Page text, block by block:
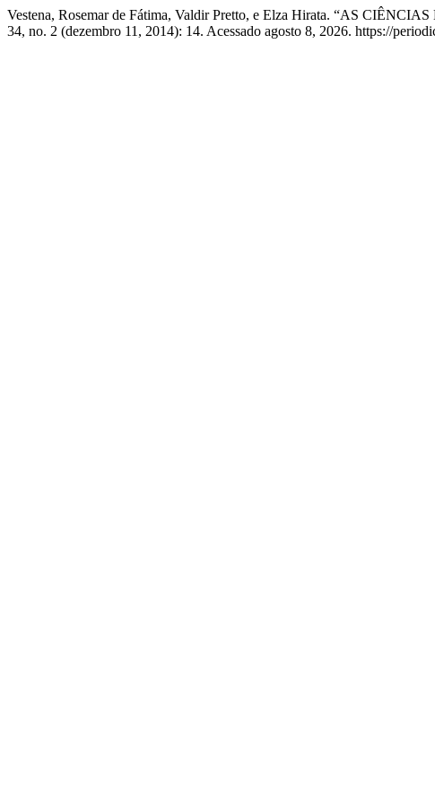
Vestena, Rosemar de Fátima, Valdir Pretto, e Elza Hirata. “AS
34, no. 2 (dezembro 11, 2014): 14. Acessado agosto 8, 2026. https://